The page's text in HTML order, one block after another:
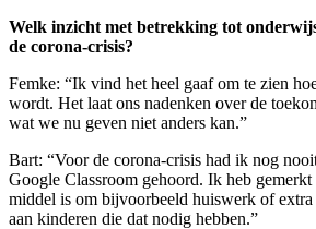
Welk inzicht met betrekking tot
de corona-crisis?
Femke: “Ik vind het heel gaaf om te zien
wordt. Het laat ons nadenken over de
wat we nu geven niet anders kan.”
Bart: “Voor de corona-crisis had ik nog
Google Classroom gehoord. Ik heb
middel is om bijvoorbeeld huiswerk of extra
aan kinderen die dat nodig hebben.”